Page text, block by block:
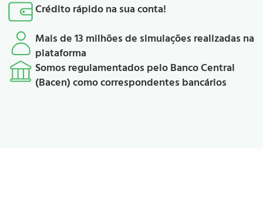
Crédito rápido na sua conta!
Mais de 13 milhões de simulações realizadas na
plataforma
Somos regulamentados pelo Banco Central
(Bacen) como correspondentes bancários